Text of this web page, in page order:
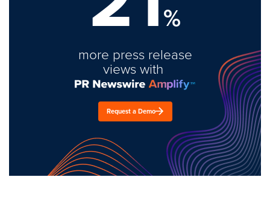
%
more press release
views with
Request a Demo